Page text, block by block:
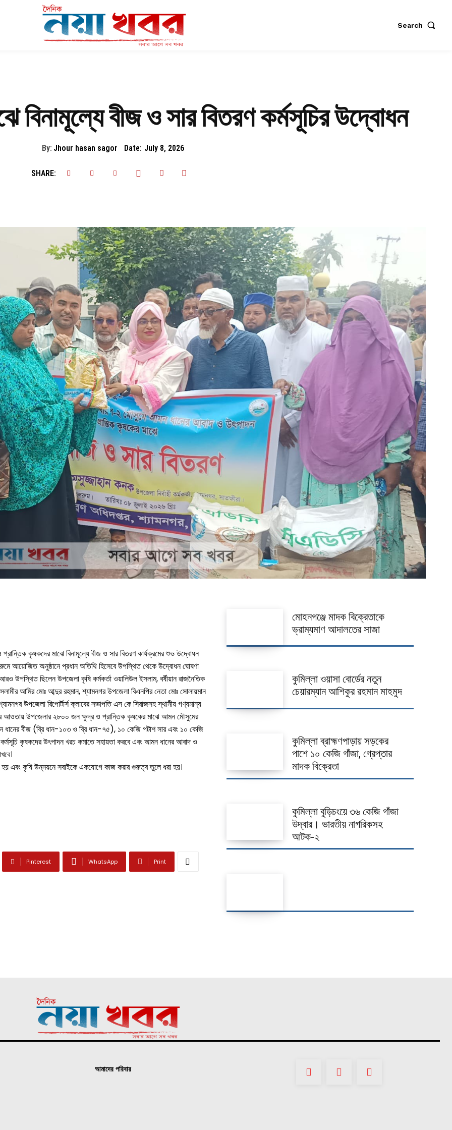
Search
বিনামূল্যে বীজ ও সার বিতরণ কর্মসূচির উদ্বোধন
By: Jhour hasan sagor Date: July 8, 2026
SHARE:
কৃষকদের মাঝে বিনামূল্যে বীজ ও সার বিতরণ কার্যক্রমের শুভ উদ্বোধন
আয়োজিত অনুষ্ঠানে প্রধান অতিথি হিসেবে উপস্থিত থেকে উদ্বোধন ঘোষণা
উপস্থিত ছিলেন উপজেলা কৃষি কর্মকর্তা ওয়ালিউল ইসলাম, বর্ষীয়ান রাজনৈতিক
আমির মোঃ আব্দুর রহমান, শ্যামনগর উপজেলা বিএনপির নেতা মোঃ সোলায়মান
উপজেলা রিপোর্টার্স ক্লাবের সভাপতি এস কে সিরাজসহ স্থানীয় গণ্যমান্য
আওতায় উপজেলার ২৮০০ জন ক্ষুদ্র ও প্রান্তিক কৃষকের মাঝে আমন মৌসুমের
বীজ (ব্রি ধান-১০৩ ও ব্রি ধান-৭৫), ১০ কেজি পটাশ সার এবং ১০ কেজি
কৃষকদের উৎপাদন খরচ কমাতে সহায়তা করবে এবং আমন ধানের আবাদ ও
এবং কৃষি উন্নয়নে সবাইকে একযোগে কাজ করার গুরুত্ব তুলে ধরা হয়।
Pinterest WhatsApp Print
মোহনগঞ্জে মাদক বিক্রেতাকে
ভ্রাম্যমাণ আদালতের সাজা
কুমিল্লা ওয়াসা বোর্ডের নতুন
চেয়ারম্যান আশিকুর রহমান মাহমুদ
কুমিল্লা ব্রাহ্মণপাড়ায় সড়কের
পাশে ১০ কেজি গাঁজা, গ্রেপ্তার
মাদক বিক্রেতা
কুমিল্লা বুড়িচংয়ে ৩৬ কেজি গাঁজা
উদ্বার। ভারতীয় নাগরিকসহ
আটক-২
আমাদের পরিবার